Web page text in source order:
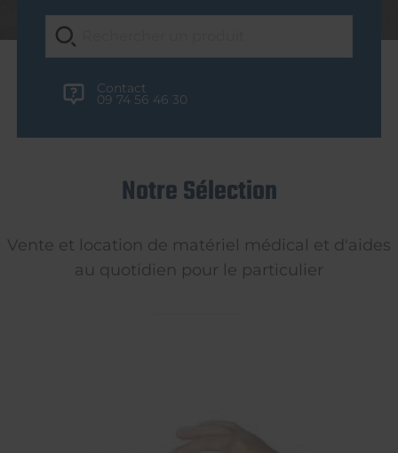
Contact
09 74 56 46 30
Notre Sélection
Vente et location de matériel médical et d'aides
au quotidien pour le particulier